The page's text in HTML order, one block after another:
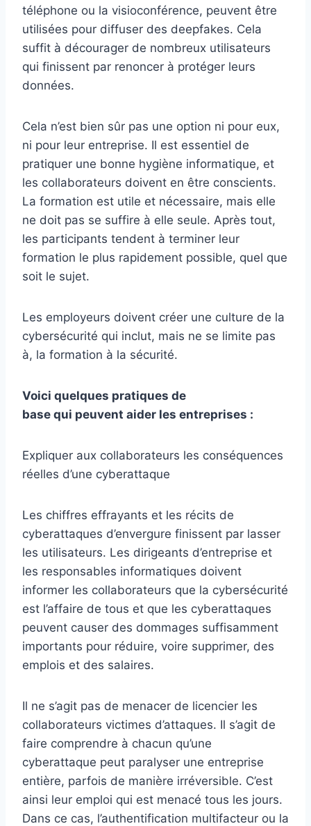
téléphone ou la visioconférence, peuvent être
utilisées pour diffuser des deepfakes. Cela
suffit à décourager de nombreux utilisateurs
qui finissent par renoncer à protéger leurs
données.
Cela n’est bien sûr pas une option ni pour eux,
ni pour leur entreprise. Il est essentiel de
pratiquer une bonne hygiène informatique, et
les collaborateurs doivent en être conscients.
La formation est utile et nécessaire, mais elle
ne doit pas se suffire à elle seule. Après tout,
les participants tendent à terminer leur
formation le plus rapidement possible, quel que
soit le sujet.
Les employeurs doivent créer une culture de la
cybersécurité qui inclut, mais ne se limite pas
à, la formation à la sécurité.
Voici quelques pratiques de
base qui peuvent aider les entreprises :
Expliquer aux collaborateurs les conséquences
réelles d’une cyberattaque
Les chiffres effrayants et les récits de
cyberattaques d’envergure finissent par lasser
les utilisateurs. Les dirigeants d’entreprise et
les responsables informatiques doivent
informer les collaborateurs que la cybersécurité
est l’affaire de tous et que les cyberattaques
peuvent causer des dommages suffisamment
importants pour réduire, voire supprimer, des
emplois et des salaires.
Il ne s’agit pas de menacer de licencier les
collaborateurs victimes d’attaques. Il s’agit de
faire comprendre à chacun qu’une
cyberattaque peut paralyser une entreprise
entière, parfois de manière irréversible. C’est
ainsi leur emploi qui est menacé tous les jours.
Dans ce cas, l’authentification multifacteur ou la